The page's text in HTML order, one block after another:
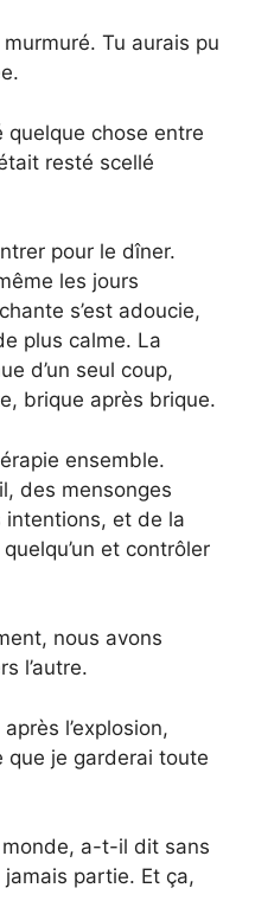
Tu aurais pu
quelque chose entre
resté scellé
pour le dîner.
les jours
s’est adoucie,
plus calme. La
d’un seul coup,
brique après brique.
ensemble.
des mensonges
intentions, et de la
et contrôler
nous avons
l’autre.
l’explosion,
que je garderai toute
a-t-il dit sans
jamais partie. Et ça,